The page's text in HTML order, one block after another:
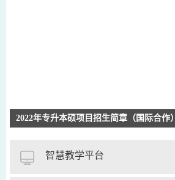
2022年专升本硕项目招生简章（国际合作）
智慧教学平台